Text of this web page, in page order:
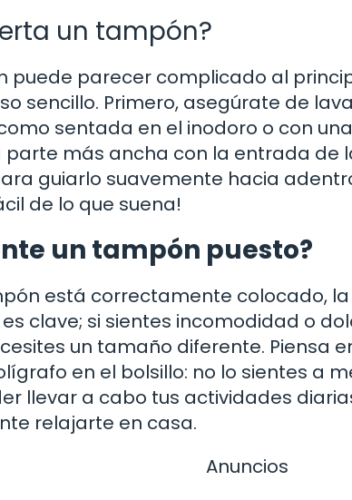
un tampón?
puede parecer complicado al
sencillo. Primero, asegúrate de
sentada en el inodoro o con
más ancha con la entrada de
guiarlo suavemente hacia
de lo que suena!
un tampón puesto?
está correctamente colocado,
clave; si sientes incomodidad o
un tamaño diferente. Piensa
en el bolsillo: no lo sientes a
llevar a cabo tus actividades
relajarte en casa.
Anuncios